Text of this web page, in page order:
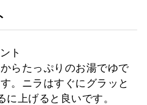
ト
らたっぷりのお湯でゆで
。ニラはすぐにグラッと
上げると良いです。